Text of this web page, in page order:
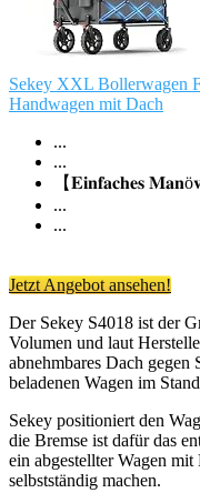
Sekey XXL Bollerwagen
Handwagen mit Dach
...
...
【𝐄𝐢𝐧𝐟𝐚𝐜𝐡𝐞𝐬
...
...
Jetzt Angebot ansehen!
Der Sekey S4018 ist der
Volumen und laut
abnehmbares Dach gegen
beladenen Wagen im
Sekey positioniert den
die Bremse ist dafür das
ein abgestellter Wagen
selbstständig machen.